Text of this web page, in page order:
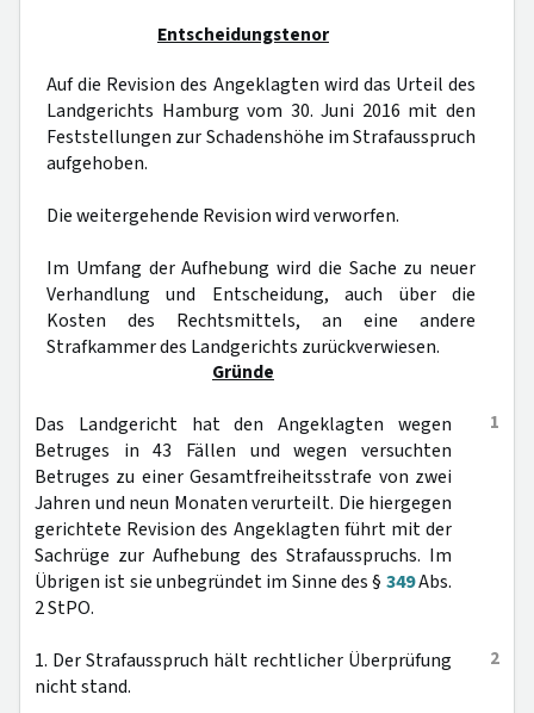
Entscheidungstenor
Auf die Revision des Angeklagten wird das Urteil des
Landgerichts Hamburg vom 30. Juni 2016 mit den
Feststellungen zur Schadenshöhe im Strafausspruch
aufgehoben.
Die weitergehende Revision wird verworfen.
Im Umfang der Aufhebung wird die Sache zu neuer
Verhandlung und Entscheidung, auch über die
Kosten des Rechtsmittels, an eine andere
Strafkammer des Landgerichts zurückverwiesen.
Gründe
1
Das Landgericht hat den Angeklagten wegen
Betruges in 43 Fällen und wegen versuchten
Betruges zu einer Gesamtfreiheitsstrafe von zwei
Jahren und neun Monaten verurteilt. Die hiergegen
gerichtete Revision des Angeklagten führt mit der
Sachrüge zur Aufhebung des Strafausspruchs. Im
Übrigen ist sie unbegründet im Sinne des § 349Abs.
2 StPO.
2
1. Der Strafausspruch hält rechtlicher Überprüfung
nicht stand.